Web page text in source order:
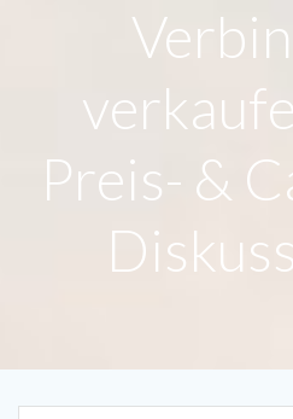
Preis- &